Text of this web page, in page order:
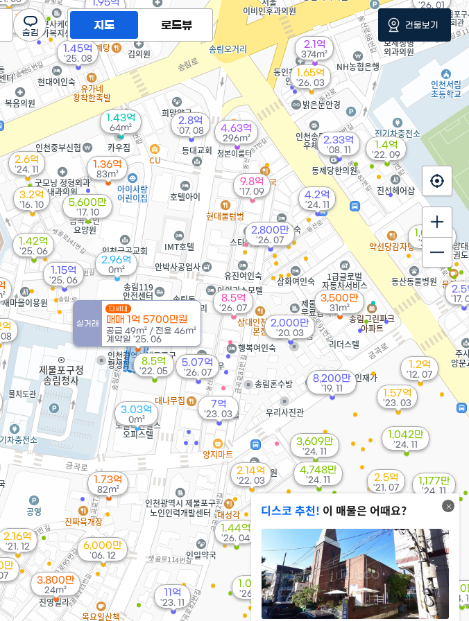
2,800만
'26. 07
8.5억
'26. 07
5.07억
'26. 07
3,500만
31m²
1.44억
'26. 04
1.65억
'26. 03
1.08억
'26. 01
1.43억
64m²
'26. 01
1.45억
'25. 08
실거래
다세대
매매 1억 5700만원
공급 49m² / 전용 46m²
계약일 '25. 06
1.15억
'25. 06
1.42억
'25. 06
1.95억
'25. 04
1.36억
83m²
'24.
3,609만
'24. 11
4,748만
'24. 11
1,042만
'24. 11
1,177만
'24. 11
3,837만
'24. 11
2.6억
'24. 11
4.2억
'24. 11
1,000만
'24. 06
3,800만
24m²
1.9억
'24. 01
11억
'23. 11
2.96억
0m²
7억
'23. 03
1.57억
'23. 03
1.4억
'22. 09
만
3.03억
0m²
1.55억
39m²
8.5억
'22. 05
2.1억
374m²
2.14억
'22. 03
2.16억
'21. 12
08
2.5억
'21. 07
4.63억
296m²
2,000만
'20. 03
8,200만
'19. 11
5,600만
'17. 10
9.8억
'17. 09
2.5
'17.
1.73억
82m²
3.2억
'16. 10
1.2억
'12. 07
2.33억
'08. 11
2.8억
'07. 08
6,000만
'06. 12
디스코 추천! 이 매물은 어때요?
지도 로드뷰 건물보기